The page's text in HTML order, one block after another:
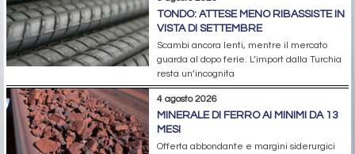
TONDO: ATTESE MENO RIBASSISTE IN
VISTA DI SETTEMBRE
Scambi ancora lenti, mentre il mercato
guarda al dopo ferie. L’import dalla Turchia
resta un’incognita
4 agosto 2026
MINERALE DI FERRO AI MINIMI DA 13
MESI
Offerta abbondante e margini siderurgici